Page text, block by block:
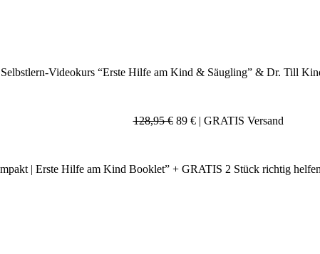
Videokurs “Erste Hilfe am Kind & Säugling” & Dr. Till
128,95 €89 € | GRATIS Versand
| Erste Hilfe am Kind Booklet” + GRATIS 2 Stück richtig